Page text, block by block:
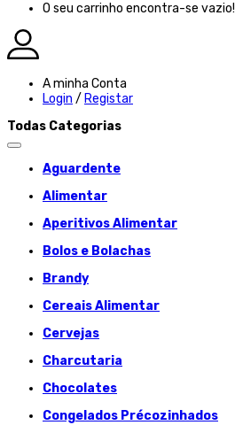
O seu carrinho encontra-se vazio!
A minha Conta
Login / Registar
Todas Categorias
Aguardente
Alimentar
Aperitivos Alimentar
Bolos e Bolachas
Brandy
Cereais Alimentar
Cervejas
Charcutaria
Chocolates
Congelados Précozinhados